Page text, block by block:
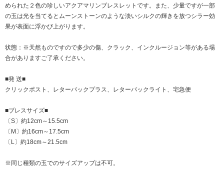
められた２色の珍しいアクアマリンブレスレットです。また、少量ですが一部
の玉は光を当てるとムーンストーンのような淡いシルクの輝きを放つシラー効
果が表面に浮かび上がります。
状態：※天然ものですので多少の傷、クラック、インクルージョン等がある場
合がありますご了承ください。
■発 送■
クリックポスト、レターパックプラス、レターパックライト、宅急便
■ブレスサイズ■
〔S〕約12cm～15.5cm
〔M〕約16cm～17.5cm
〔L〕約18cm～21.5cm
※同じ種類の玉でのサイズアップは不可。